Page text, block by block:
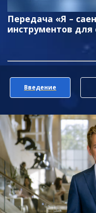
Передача «Я –
инструментов для
Введение